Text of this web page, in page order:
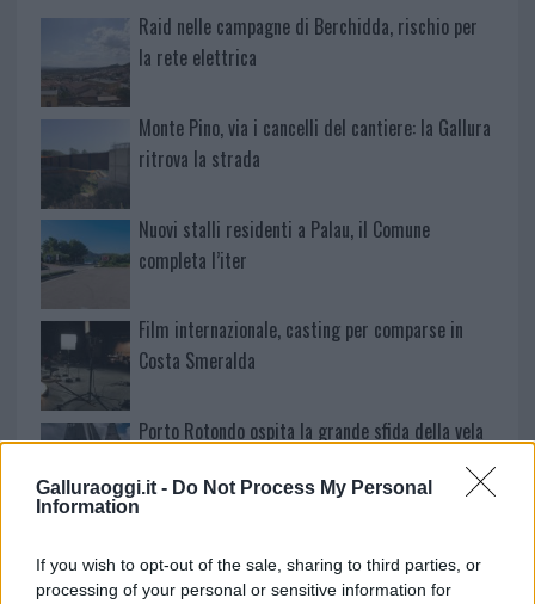
Galluraoggi.it - Do Not Process My Personal
Information
If you wish to opt-out of the sale, sharing to third parties, or
processing of your personal or sensitive information for
Raid nelle campagne di Berchidda, rischio per
la rete elettrica
Monte Pino, via i cancelli del cantiere: la Gallura
ritrova la strada
Nuovi stalli residenti a Palau, il Comune
completa l’iter
Film internazionale, casting per comparse in
Costa Smeralda
Porto Rotondo ospita la grande sfida della vela
caviale e sabbia rubata